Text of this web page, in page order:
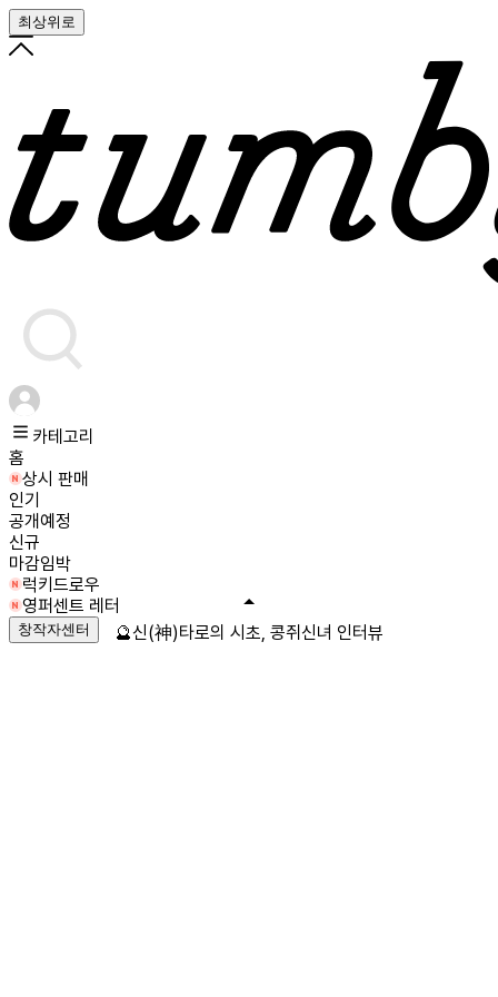
최상위로
카테고리
홈
상시 판매
인기
공개예정
신규
마감임박
럭키드로우
영퍼센트 레터
창작자센터 🔮신(神)타로의 시초, 콩쥐신녀 인터뷰